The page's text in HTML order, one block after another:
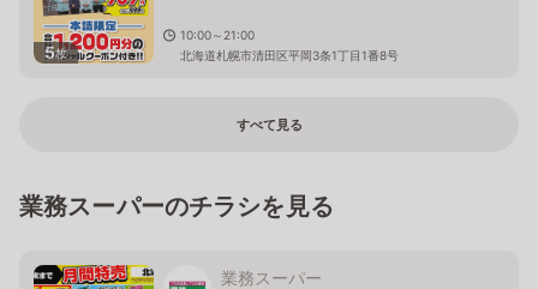
5枚
10:00～21:00
北海道札幌市清田区平岡3条1丁目1番8号
すべて見る
業務スーパーのチラシを見る
業務スーパー